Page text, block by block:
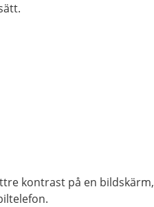
kontrast på en bildskärm,